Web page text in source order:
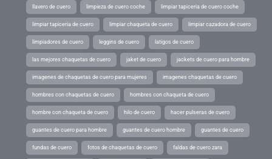
llavero de cuero limpieza de cuero coche limpiar tapiceria de cuero coche
limpiar tapiceria de cuero limpiar chaqueta de cuero limpiar cazadora de cuero
limpiadores de cuero leggins de cuero latigos de cuero
las mejores chaquetas de cuero jaket de cuero jackets de cuero para hombre
imagenes de chaquetas de cuero para mujeres imagenes chaquetas de cuero
hombres con chaquetas de cuero hombres con chaqueta de cuero
hombre con chaqueta de cuero hilo de cuero hacer pulseras de cuero
guantes de cuero para hombre guantes de cuero hombre guantes de cuero
fundas de cuero fotos de chaquetas de cuero faldas de cuero zara